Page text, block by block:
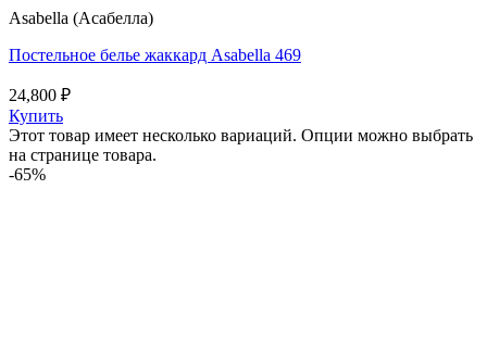
Asabella (Асабелла)
Постельное белье жаккард Asabella 469
24,800 ₽
Купить
Этот товар имеет несколько вариаций. Опции можно выбрать
на странице товара.
-65%